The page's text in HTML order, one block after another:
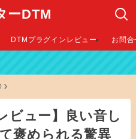
ーDTM
DTMプラグインレビュー お問
ビュー】良い音し
褒められる驚異